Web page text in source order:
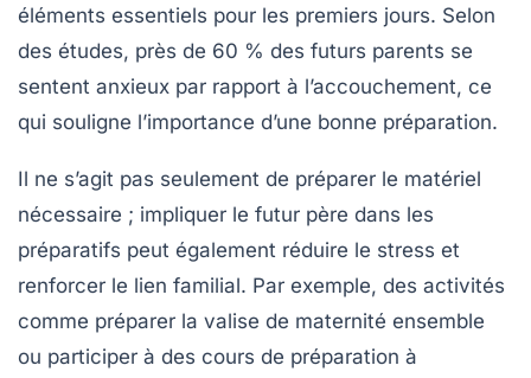
éléments essentiels pour les premiers jours. Selon
des études, près de 60 % des futurs parents se
sentent anxieux par rapport à l’accouchement, ce
qui souligne l’importance d’une bonne préparation.
Il ne s’agit pas seulement de préparer le matériel
nécessaire ; impliquer le futur père dans les
préparatifs peut également réduire le stress et
renforcer le lien familial. Par exemple, des activités
comme préparer la valise de maternité ensemble
ou participer à des cours de préparation à